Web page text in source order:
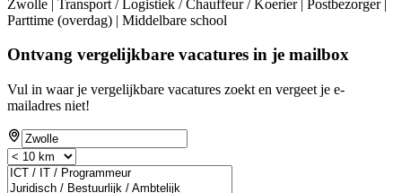
Zwolle | Transport / Logistiek / Chauffeur / Koerier | Postbezorger |
Parttime (overdag) | Middelbare school
Ontvang vergelijkbare vacatures in je mailbox
Vul in waar je vergelijkbare vacatures zoekt en vergeet je e-
mailadres niet!